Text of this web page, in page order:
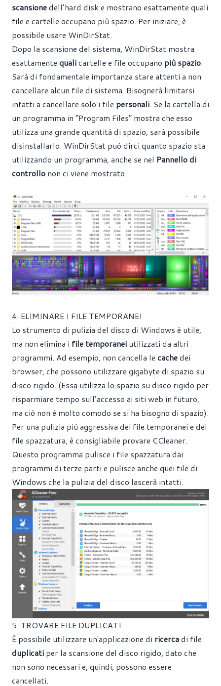
scansionedell’hard disk e mostrano esattamente quali
file e cartelle occupano più spazio. Per iniziare, è
possibile usare WinDirStat.
Dopo la scansione del sistema, WinDirStat mostra
esattamente qualicartelle e file occupano più spazio.
Sarà di fondamentale importanza stare attenti a non
cancellare alcun file di sistema. Bisognerà limitarsi
infatti a cancellare solo i file personali. Se la cartella di
un programma in “Program Files” mostra che esso
utilizza una grande quantità di spazio, sarà possibile
disinstallarlo. WinDirStat può dirci quanto spazio sta
utilizzando un programma, anche se nel Pannello di
controllo non ci viene mostrato.
4. ELIMINARE I FILE TEMPORANEI
Lo strumento di pulizia del disco di Windows è utile,
ma non elimina i file temporanei utilizzati da altri
programmi. Ad esempio, non cancella le cachedei
browser, che possono utilizzare gigabyte di spazio su
disco rigido. (Essa utilizza lo spazio su disco rigido per
risparmiare tempo sull’accesso ai siti web in futuro,
ma ciò non è molto comodo se si ha bisogno di spazio).
Per una pulizia più aggressiva dei file temporanei e dei
file spazzatura, è consigliabile provare CCleaner.
Questo programma pulisce i file spazzatura dai
programmi di terze parti e pulisce anche quei file di
Windows che la pulizia del disco lascerà intatti.
5. TROVARE FILE DUPLICATI
È possibile utilizzare un'applicazione di ricercadi file
duplicati per la scansione del disco rigido, dato che
non sono necessari e, quindi, possono essere
cancellati.